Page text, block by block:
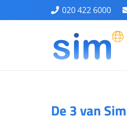
020 422 6000
De 3 van